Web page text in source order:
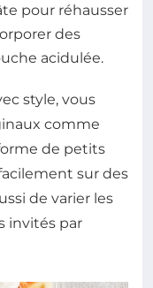
pour réhausser
des
acidulée.
style, vous
comme
de petits
sur des
de varier les
invités par